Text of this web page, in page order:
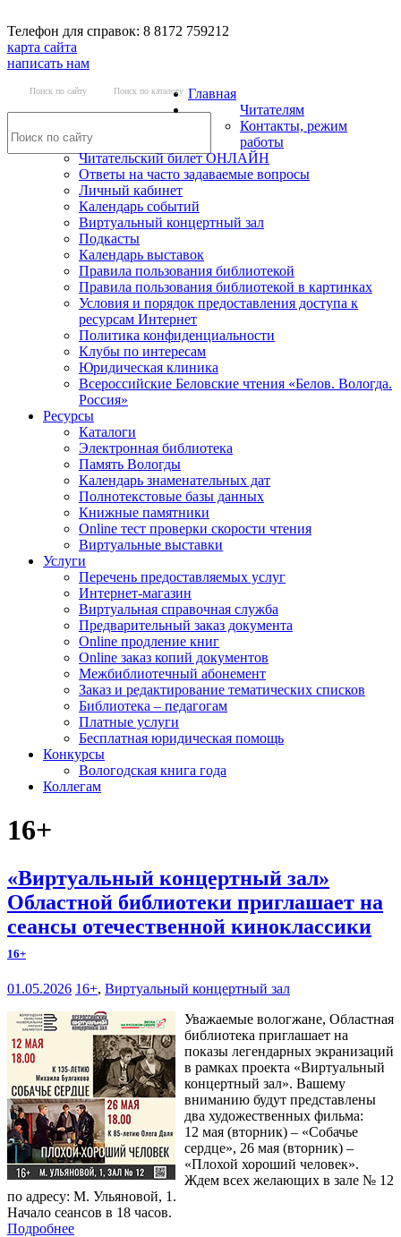
Телефон для справок: 8 8172 759212
карта сайта
написать нам
Поиск по сайту Поиск по каталогу Главная
Читателям
Контакты, режим
работы
Читательский билет ОНЛАЙН
Ответы на часто задаваемые вопросы
Личный кабинет
Календарь событий
Виртуальный концертный зал
Подкасты
Календарь выставок
Правила пользования библиотекой
Правила пользования библиотекой в картинках
Условия и порядок предоставления доступа к
ресурсам Интернет
Политика конфиденциальности
Клубы по интересам
Юридическая клиника
Всероссийские Беловские чтения «Белов. Вологда.
Россия»
Ресурсы
Каталоги
Электронная библиотека
Память Вологды
Календарь знаменательных дат
Полнотекстовые базы данных
Книжные памятники
Online тест проверки скорости чтения
Виртуальные выставки
Услуги
Перечень предоставляемых услуг
Интернет-магазин
Виртуальная справочная служба
Предварительный заказ документа
Online продление книг
Online заказ копий документов
Межбиблиотечный абонемент
Заказ и редактирование тематических списков
Библиотека – педагогам
Платные услуги
Бесплатная юридическая помощь
Конкурсы
Вологодская книга года
Коллегам
16+
«Виртуальный концертный зал»
Областной библиотеки приглашает на
сеансы отечественной киноклассики
16+
01.05.2026 16+, Виртуальный концертный зал
Уважаемые вологжане, Областная
библиотека приглашает на
показы легендарных экранизаций
в рамках проекта «Виртуальный
концертный зал». Вашему
вниманию будут представлены
два художественных фильма:
12 мая (вторник) – «Собачье
сердце», 26 мая (вторник) –
«Плохой хороший человек».
Ждем всех желающих в зале № 12
по адресу: М. Ульяновой, 1.
Начало сеансов в 18 часов.
Подробнее